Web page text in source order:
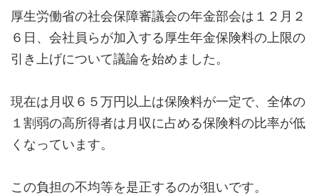
厚生労働省の社会保障審議会の年金部会は１２月２
６日、会社員らが加入する厚生年金保険料の上限の
引き上げについて議論を始めました。
現在は月収６５万円以上は保険料が一定で、全体の
１割弱の高所得者は月収に占める保険料の比率が低
くなっています。
この負担の不均等を是正するのが狙いです。